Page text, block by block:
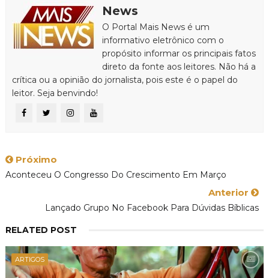
News
O Portal Mais News é um
informativo eletrônico com o
propósito informar os principais fatos
direto da fonte aos leitores. Não há a
crítica ou a opinião do jornalista, pois este é o papel do
leitor. Seja benvindo!
Próximo
Aconteceu O Congresso Do Crescimento Em Março
Anterior
Lançado Grupo No Facebook Para Dúvidas Bíblicas
RELATED POST
ARTIGOS